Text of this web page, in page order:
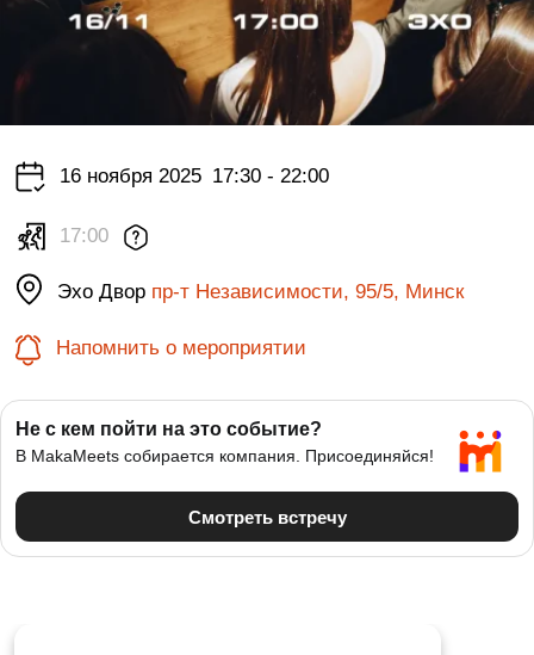
16 ноября 2025 17:30 - 22:00
17:00
Эхо Двор пр-т Независимости, 95/5, Минск
Напомнить о мероприятии